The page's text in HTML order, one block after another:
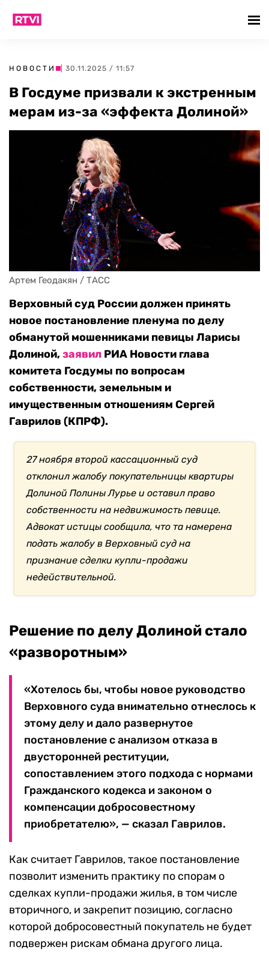
НОВОСТИ | 30.11.2025 / 11:57
В Госдуме призвали к экстренным
мерам из-за «эффекта Долиной»
Артем Геодакян / ТАСС
Верховный суд России должен принять
новое постановление пленума по делу
обманутой мошенниками певицы Ларисы
Долиной,заявил РИА Новости глава
комитета Госдумы по вопросам
собственности, земельным и
имущественным отношениям Сергей
Гаврилов (КПРФ).
27 ноября второй кассационный суд
отклонил жалобу покупательницы квартиры
Долиной Полины Лурье и оставил право
собственности на недвижимость певице.
Адвокат истицы сообщила, что та намерена
подать жалобу в Верховный суд на
признание сделки купли-продажи
недействительной.
Решение по делу Долиной стало
«разворотным»
«Хотелось бы, чтобы новое руководство
Верховного суда внимательно отнеслось к
этому делу и дало развернутое
постановление с анализом отказа в
двусторонней реституции,
сопоставлением этого подхода с нормами
Гражданского кодекса и законом о
компенсации добросовестному
приобретателю», — сказал Гаврилов.
Как считает Гаврилов, такое постановление
позволит изменить практику по спорам о
сделках купли-продажи жилья, в том числе
вторичного, и закрепит позицию, согласно
которой добросовестный покупатель не будет
подвержен рискам обмана другого лица.